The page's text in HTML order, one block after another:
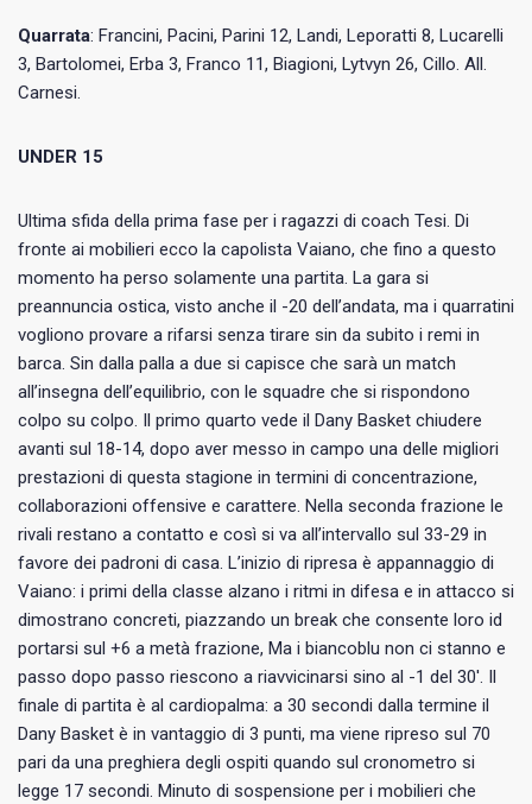
Quarrata: Francini, Pacini, Parini 12, Landi, Leporatti 8, Lucarelli
3, Bartolomei, Erba 3, Franco 11, Biagioni, Lytvyn 26, Cillo. All.
Carnesi.
UNDER 15
Ultima sfida della prima fase per i ragazzi di coach Tesi. Di
fronte ai mobilieri ecco la capolista Vaiano, che fino a questo
momento ha perso solamente una partita. La gara si
preannuncia ostica, visto anche il -20 dell’andata, ma i quarratini
vogliono provare a rifarsi senza tirare sin da subito i remi in
barca. Sin dalla palla a due si capisce che sarà un match
all’insegna dell’equilibrio, con le squadre che si rispondono
colpo su colpo. Il primo quarto vede il Dany Basket chiudere
avanti sul 18-14, dopo aver messo in campo una delle migliori
prestazioni di questa stagione in termini di concentrazione,
collaborazioni offensive e carattere. Nella seconda frazione le
rivali restano a contatto e così si va all’intervallo sul 33-29 in
favore dei padroni di casa. L’inizio di ripresa è appannaggio di
Vaiano: i primi della classe alzano i ritmi in difesa e in attacco si
dimostrano concreti, piazzando un break che consente loro id
portarsi sul +6 a metà frazione, Ma i biancoblu non ci stanno e
passo dopo passo riescono a riavvicinarsi sino al -1 del 30′. Il
finale di partita è al cardiopalma: a 30 secondi dalla termine il
Dany Basket è in vantaggio di 3 punti, ma viene ripreso sul 70
pari da una preghiera degli ospiti quando sul cronometro si
legge 17 secondi. Minuto di sospensione per i mobilieri che